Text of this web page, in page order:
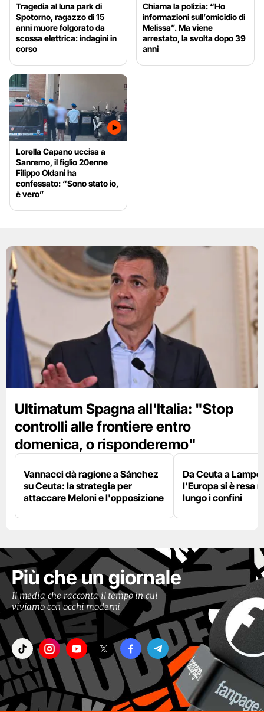
Tragedia al luna park di
Spotorno, ragazzo di 15
anni muore folgorato da
scossa elettrica: indagini in
corso
Chiama la polizia: “Ho
informazioni sull’omicidio di
Melissa”. Ma viene
arrestato, la svolta dopo 39
anni
Lorella Capano uccisa a
Sanremo, il figlio 20enne
Filippo Oldani ha
confessato: “Sono stato io,
è vero”
Ultimatum Spagna all'Italia: "Stop
controlli alle frontiere entro
domenica, o risponderemo"
Vannacci dà ragione a Sánchez
su Ceuta: la strategia per
attaccare Meloni e l'opposizione
Da Ceuta a
l'Europa si è resa
lungo i confini
Più che un giornale
Il media che racconta il tempo in cui
viviamo con occhi moderni